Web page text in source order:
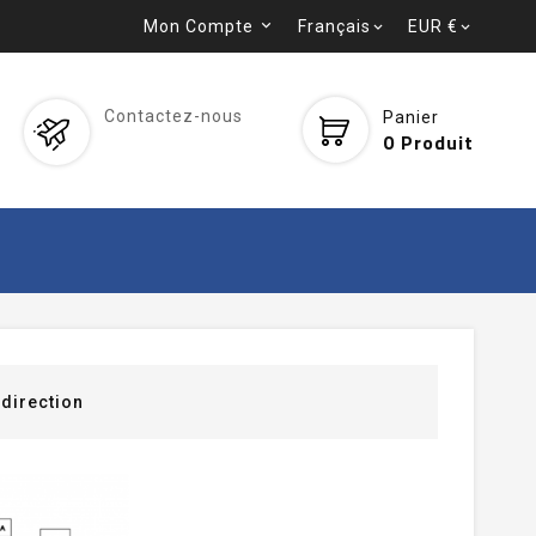
EUR € 
Français 
Mon Compte
Panier
0 Produit
Contactez-nous